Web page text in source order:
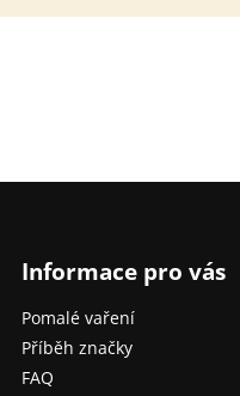
Informace pro vás
Pomalé vaření
Příběh značky
FAQ